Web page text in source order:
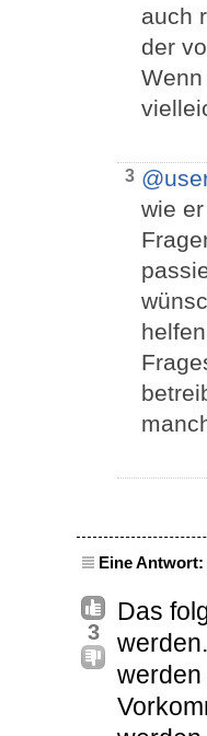
auch
der
3
wie
Eine Antwort:
3
Das